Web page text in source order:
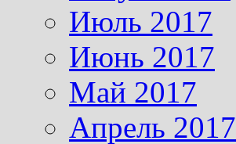
Июль 2017
Июнь 2017
Май 2017
Апрель 2017